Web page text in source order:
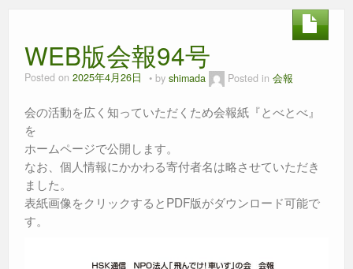
o
o
k
g
er p
WEB版会報94号
Posted on 2025年4月26日 by shimada Posted in 会報
会の活動を広く知っていただくため会報紙『とべとべ』
を
ホームページで公開します。
なお、個人情報にかかわる寄付者名は略させていただき
ました。
表紙画像をクリックするとPDF版がダウンロード可能で
す。